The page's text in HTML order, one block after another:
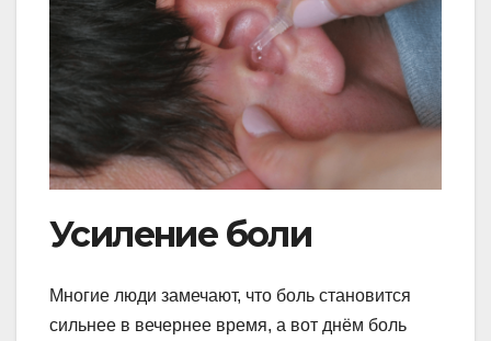
Усиление боли
Многие люди замечают, что боль становится
сильнее в вечернее время, а вот днём боль